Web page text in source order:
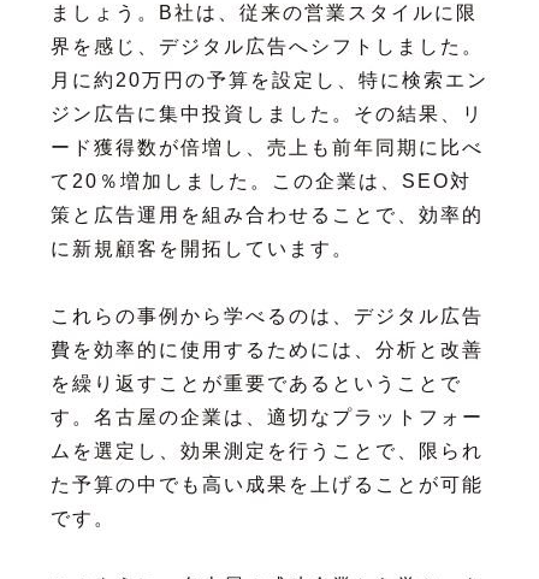
ましょう。B社は、従来の営業スタイルに限
界を感じ、デジタル広告へシフトしました。
月に約20万円の予算を設定し、特に検索エン
ジン広告に集中投資しました。その結果、リ
ード獲得数が倍増し、売上も前年同期に比べ
て20％増加しました。この企業は、SEO対
策と広告運用を組み合わせることで、効率的
に新規顧客を開拓しています。
これらの事例から学べるのは、デジタル広告
費を効率的に使用するためには、分析と改善
を繰り返すことが重要であるということで
す。名古屋の企業は、適切なプラットフォー
ムを選定し、効果測定を行うことで、限られ
た予算の中でも高い成果を上げることが可能
です。